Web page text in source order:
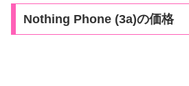
Nothing Phone (3a)の価格